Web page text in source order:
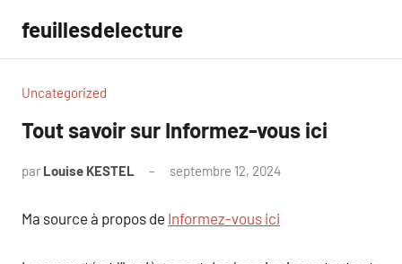
contenu
feuillesdelecture
Uncategorized
Tout savoir sur Informez-vous ici
par Louise KESTEL septembre 12, 2024
Ma source à propos de Informez-vous ici